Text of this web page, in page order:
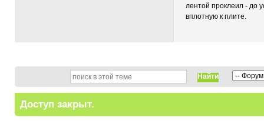
лентой проклеил - до
вплотную к плите.
Найти
Доступ закрыт.